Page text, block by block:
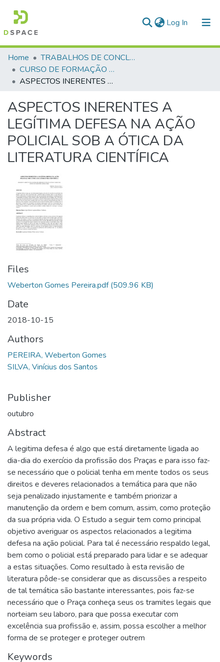
Log In (current)
Communities & Collections
All of DSpace
Home
TRABALHOS DE CONCLUSÃO DE CURSO - CFP (CURSO DE FORMAÇÃO DE PRAÇAS)
CURSO DE FORMAÇÃO DE PRAÇAS - CFP - 2018
ASPECTOS INERENTES A LEGÍTIMA DEFESA NA AÇÃO POLICIAL SOB A ÓTICA DA LITERATURA CIENTÍFICA
ASPECTOS INERENTES A
LEGÍTIMA DEFESA NA AÇÃO
POLICIAL SOB A ÓTICA DA
LITERATURA CIENTÍFICA
Files
Weberton Gomes Pereira.pdf(509.96 KB)
Date
2018-10-15
Authors
PEREIRA, Weberton Gomes
SILVA, Vinícius dos Santos
Publisher
outubro
Abstract
A legitima defesa é algo que está diretamente ligada ao
dia-dia do exercício da profissão dos Praças e para isso faz-
se necessário que o policial tenha em mente todos os seus
direitos e deveres relacionados a temática para que não
seja penalizado injustamente e também priorizar a
manutenção da ordem e bem comum, assim, como proteção
da sua própria vida. O Estudo a seguir tem como principal
objetivo averiguar os aspectos relacionados a legitima
defesa na ação policial. Para tal é necessário respaldo legal,
bem como o policial está preparado para lidar e se adequar
a estas situações. Como resultado à esta revisão de
literatura pôde-se considerar que as discussões a respeito
de tal temática são bastante interessantes, pois faz-se
necessário que o Praça conheça seus os tramites legais que
norteiam seu laboro, para que possa executar com
excelência sua profissão e, assim, possa escolher a melhor
forma de se proteger e proteger outrem
Keywords